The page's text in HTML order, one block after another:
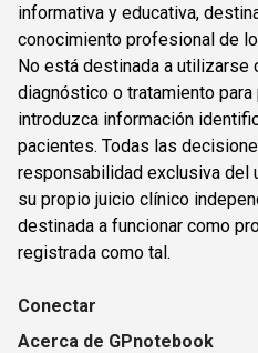
informativa y educativa,
conocimiento profesional de
No está destinada a utilizarse
diagnóstico o tratamiento
introduzca información
pacientes. Todas las
responsabilidad exclusiva del
su propio juicio clínico
destinada a funcionar como
registrada como tal.
Conectar
Acerca de GPnotebook